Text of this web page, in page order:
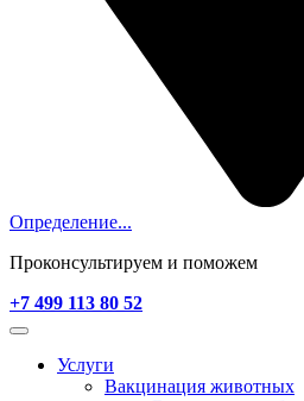
Определение...
Проконсультируем и поможем
+7 499 113 80 52
Услуги
Вакцинация животных